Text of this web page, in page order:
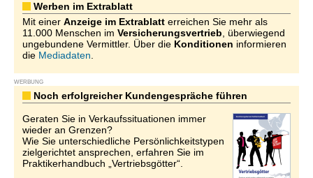
Werben im Extrablatt
Mit einer Anzeige im Extrablatt erreichen Sie mehr als
11.000 Menschen im Versicherungsvertrieb , überwiegend
ungebundene Vermittler. Über die Konditionen informieren
die Mediadaten
WERBUNG
Noch erfolgreicher Kundengespräche führen
Geraten Sie in Verkaufssituationen immer
wieder an Grenzen?
Wie Sie unterschiedliche Persönlichkeitstypen
zielgerichtet ansprechen, erfahren Sie im
Praktikerhandbuch „Vertriebsgötter“.